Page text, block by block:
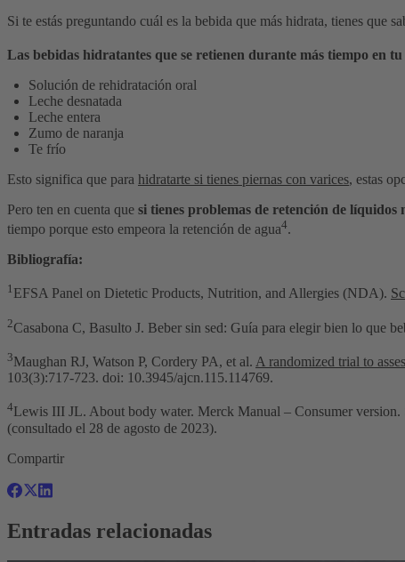
Si te estás preguntando cuál es la bebida que más hidrata, tienes que
Las bebidas hidratantes que se retienen durante más tiempo en
Solución de rehidratación oral
Leche desnatada
Leche entera
Zumo de naranja
Te frío
Esto significa que para hidratarte si tienes piernas con varices, estas
Pero ten en cuenta que si tienes problemas de retención de
tiempo porque esto empeora la retención de agua4.
Bibliografía:
1 EFSA Panel on Dietetic Products, Nutrition, and Allergies (NDA).
2Casabona C, Basulto J. Beber sin sed: Guía para elegir bien lo que
3Maughan RJ, Watson P, Cordery PA, et al. A randomized trial to
103(3):717-723. doi: 10.3945/ajcn.115.114769.
4Lewis III JL. About body water. Merck Manual – Consumer version.
(consultado el 28 de agosto de 2023).
Compartir
Entradas relacionadas